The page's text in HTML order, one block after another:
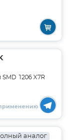
1206 X7R
аналог